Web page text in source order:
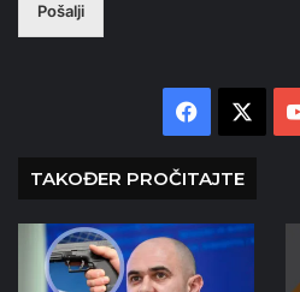
Pošalji
Facebook
TAKOĐER PROČITAJTE